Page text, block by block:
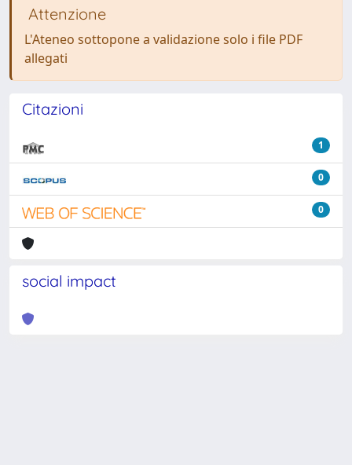
Attenzione
L'Ateneo sottopone a validazione solo i file PDF
allegati
Citazioni
1
0
0
social impact